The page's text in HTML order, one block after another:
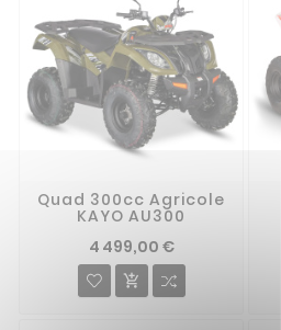
Quad 300cc Agricole
KAYO AU300
4 499,00 €
